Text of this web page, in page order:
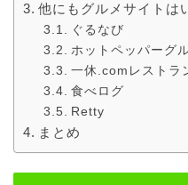
他にもグルメサイトは
ぐるなび
ホットペッパーグ
一休.comレストラ
食べログ
Retty
まとめ